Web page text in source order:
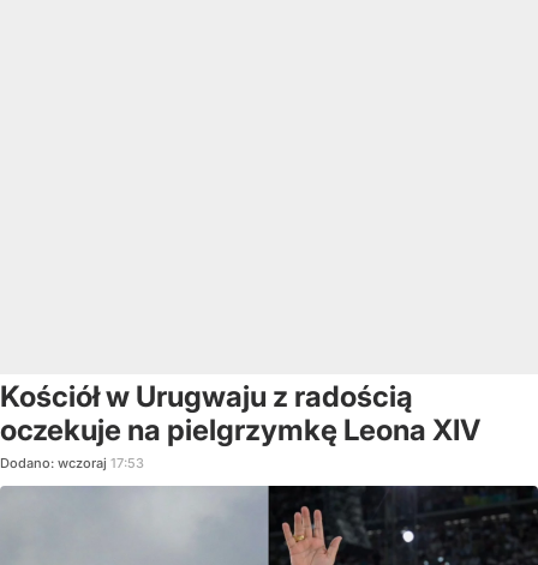
Kościół w Urugwaju z radością
oczekuje na pielgrzymkę Leona XIV
Dodano: wczoraj 17:53